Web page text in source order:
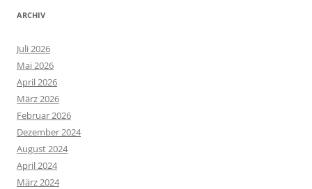
ARCHIV
Juli 2026
Mai 2026
April 2026
März 2026
Februar 2026
Dezember 2024
August 2024
April 2024
März 2024